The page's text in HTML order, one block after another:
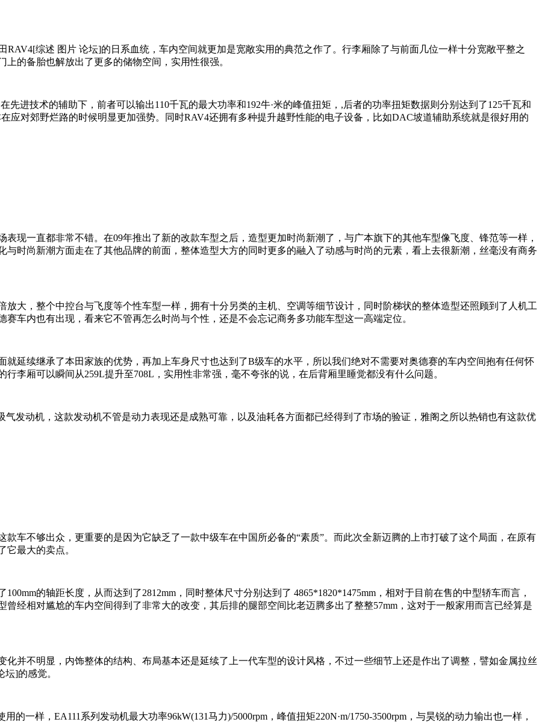
综述 图片 论坛]的日系血统，车内空间就更加是宽敞实用的典范之作了。行李厢除了与前面几位一样十分宽敞平整之
的备胎也解放出了更多的储物空间，实用性很强。
进技术的辅助下，前者可以输出110千瓦的最大功率和192牛·米的峰值扭矩，,后者的功率扭矩数据则分别达到了125千瓦和
应对郊野烂路的时候明显更加强势。同时RAV4还拥有多种提升越野性能的电子设备，比如DAC坡道辅助系统就是很好用的
一直都非常不错。在09年推出了新的改款车型之后，造型更加时尚新潮了，与广本旗下的其他车型像飞度、锋范等一样，
时尚新潮方面走在了其他品牌的前面，整体造型大方的同时更多的融入了动感与时尚的元素，看上去很新潮，丝毫没有商务
，整个中控台与飞度等个性车型一样，拥有十分另类的主机、空调等细节设计，同时阶梯状的整体造型还照顾到了人机工
车内也有出现，看来它不管再怎么时尚与个性，还是不会忘记商务多功能车型这一高端定位。
续继承了本田家族的优势，再加上车身尺寸也达到了B级车的水平，所以我们绝对不需要对奥德赛的车内空间抱有任何怀
李厢可以瞬间从259L提升至708L，实用性非常强，毫不夸张的说，在后背厢里睡觉都没有什么问题。
动机，这款发动机不管是动力表现还是成熟可靠，以及油耗各方面都已经得到了市场的验证，雅阁之所以热销也有这款优
不够出众，更重要的是因为它缺乏了一款中级车在中国所必备的“素质”。而此次全新迈腾的上市打破了这个局面，在原有
它最大的卖点。
的轴距长度，从而达到了2812mm，同时整体尺寸分别达到了 4865*1820*1475mm，相对于目前在售的中型轿车而言，
经相对尴尬的车内空间得到了非常大的改变，其后排的腿部空间比老迈腾多出了整整57mm，这对于一般家用而言已经算是
不明显，内饰整体的结构、布局基本还是延续了上一代车型的设计风格，不过一些细节上还是作出了调整，譬如金属拉丝
]的感觉。
一样，EA111系列发动机最大功率96kW(131马力)/5000rpm，峰值扭矩220N·m/1750-3500rpm，与昊锐的动力输出也一样，